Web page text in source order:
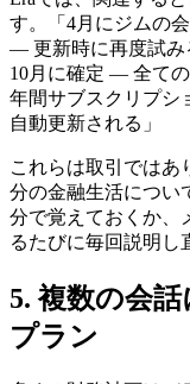
す。「4月にジムの
— 更新時に再度試み
10月に確定 — 全て
年間サブスクリプシ
自動更新される」
これらは取引ではあ
分の金融生活につい
分で覚えておくか、
るたびに毎回説明し
5. 複数の会
プラン